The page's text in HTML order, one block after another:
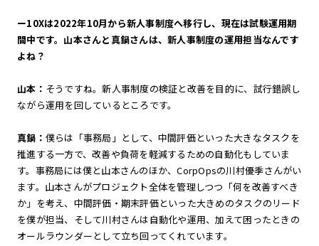
ー10Xは2022年10月から新人事制度へ移行し、現在は試験運用期
間中です。山本さんと真鍋さんは、新人事制度の運用担当なんです
よね？
山本： そうですね。新人事制度の検証と改善を目的に、試行錯誤し
ながら運用を回しているところです。
真鍋： 僕らは「事務局」として、中間評価といった大きなタスクを
推進する一方で、改善や負荷を軽減するための自動化もしていま
す。事務局には僕と山本さんのほか、CorpOpsの川村優季さんがい
ます。山本さんがプロジェクト全体を管理しつつ「何を改善すべき
か」を考え、中間評価・期末評価といった大きめのタスクのリード
を僕が担当、そして川村さんは自動化や運用、加えて困ったときの
オールラウンダーとして立ち回ってくれています。